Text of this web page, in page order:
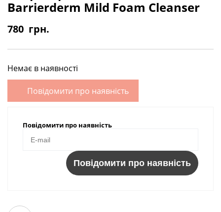
Barrierderm Mild Foam Cleanser
780 грн.
Немає в наявності
Повідомити про наявність
Повідомити про наявність
Повідомити про наявність